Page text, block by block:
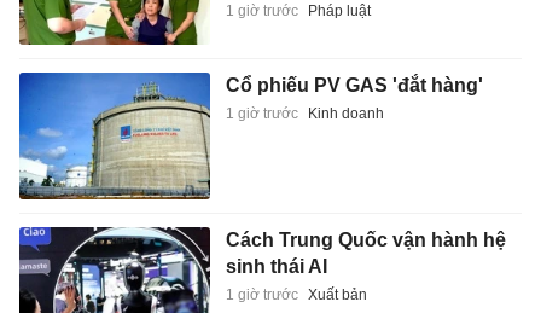
1 giờ trước Pháp luật
Cổ phiếu PV GAS 'đắt hàng'
1 giờ trước Kinh doanh
Cách Trung Quốc vận hành hệ
sinh thái AI
1 giờ trước Xuất bản